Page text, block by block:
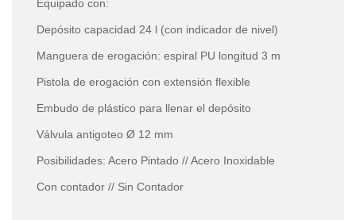
Equipado con:
Depósito capacidad 24 l (con indicador de nivel)
Manguera de erogación: espiral PU longitud 3 m
Pistola de erogación con extensión flexible
Embudo de plástico para llenar el depósito
Válvula antigoteo Ø 12 mm
Posibilidades: Acero Pintado // Acero Inoxidable
Con contador // Sin Contador